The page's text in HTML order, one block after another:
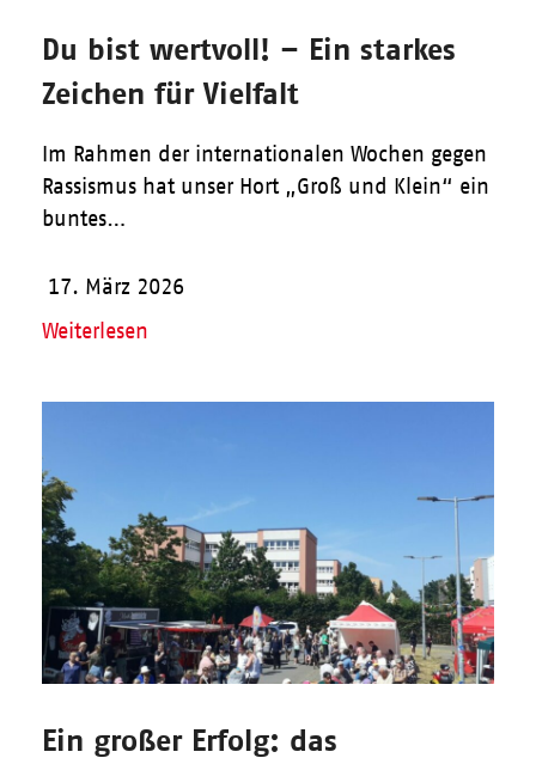
Du bist wertvoll! – Ein starkes
Zeichen für Vielfalt
Im Rahmen der internationalen Wochen gegen
Rassismus hat unser Hort „Groß und Klein“ ein
buntes…
17. März 2026
Weiterlesen
Ein großer Erfolg: das